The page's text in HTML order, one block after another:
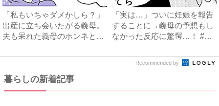
「私もいちゃダメかしら？」
出産に立ち会いたがる義母。
夫も呆れた義母のホンネと
「実は…」ついに妊娠を報告
することに→義母の予想もし
なかった反応に驚愕…！ #
Recommended by
暮らしの新着記事